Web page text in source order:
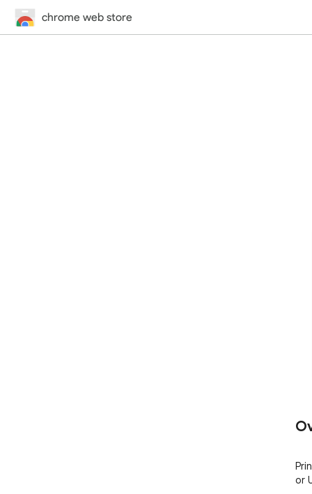
chrome web store
or